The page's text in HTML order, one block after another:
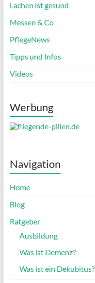
Lachen ist gesund
Messen & Co
PflegeNews
Tipps und Infos
Videos
Werbung
Navigation
Home
Blog
Ratgeber
Ausbildung
Was ist Demenz?
Was ist ein Dekubitus?